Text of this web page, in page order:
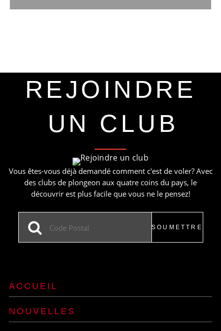
REJOINDRE
UN CLUB
Vous êtes-vous déjà demandé comment c'est de voler? Avec
des clubs de plongeon aux quatre coins du pays, le
découvrir est plus facile que vous ne le pensez!
ACCUEIL
NOUVELLES